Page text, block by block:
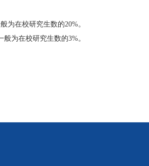
般为在校研究生数的20%。
般为在校研究生数的3%。